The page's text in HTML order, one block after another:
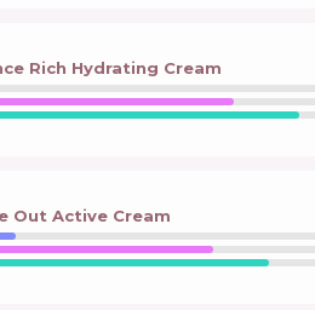
Rich Hydrating Cream
Out Active Cream